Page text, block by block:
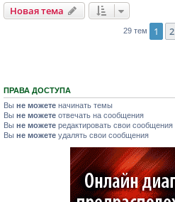
Новая тема
29 тем 1 2
ПРАВА ДОСТУПА
Вы не можете начинать темы
Вы не можете отвечать на сообщения
Вы не можете редактировать свои сообщения
Вы не можете удалять свои сообщения